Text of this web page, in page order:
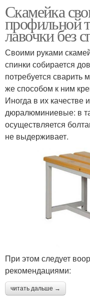
Скамейка
профильной
лавочки без
Своими руками
спинки собирается
потребуется сварить
же способом к ним
Иногда в их качестве
дюралюминиевые: в
осуществляется
не выдерживает.
При этом следует
рекомендациями:
читать дальше →